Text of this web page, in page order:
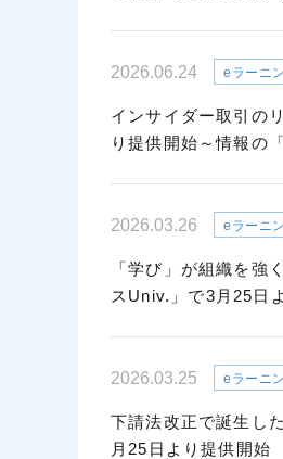
2026.06.24 eラーニ
インサイダー取引の
り提供開始～情報の
2026.03.26 eラーニ
「学び」が組織を強
スUniv.」で3月25日
2026.03.25 eラーニ
下請法改正で誕生し
月25日より提供開始